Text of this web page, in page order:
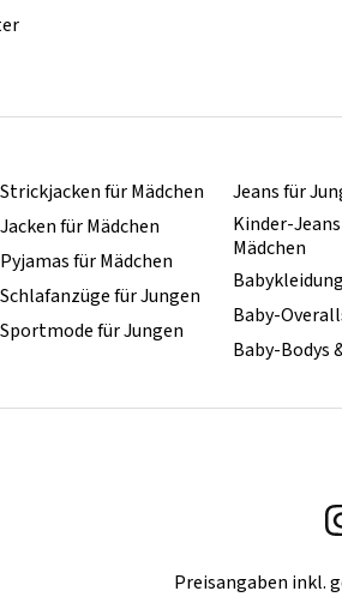
Strickjacken für Mädchen
Jacken für Mädchen
Pyjamas für Mädchen
Schlafanzüge für Jungen
Sportmode für Jungen
Jeans für
Kinder-
Mädchen
Babykleidung
Baby-
Baby-Bodys
Preisangaben inkl.